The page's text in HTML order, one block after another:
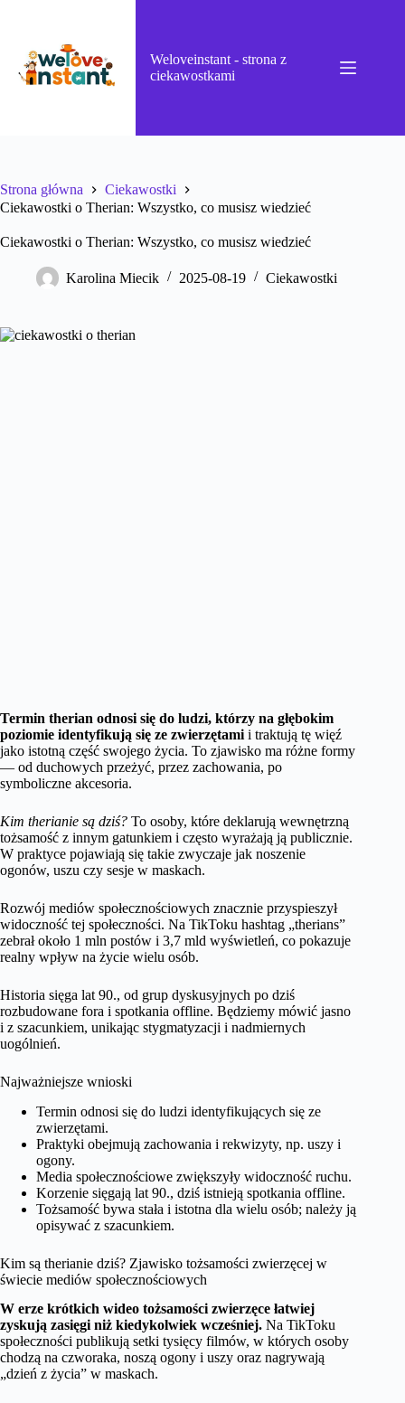
Weloveinstant - strona z
ciekawostkami
Strona główna
Ciekawostki
Ciekawostki o Therian: Wszystko, co musisz wiedzieć
Ciekawostki o Therian: Wszystko, co musisz wiedzieć
Karolina Miecik 2025-08-19 Ciekawostki
Termin therian odnosi się do ludzi, którzy na głębokim
poziomie identyfikują się ze zwierzętami i traktują tę więź
jako istotną część swojego życia. To zjawisko ma różne formy
— od duchowych przeżyć, przez zachowania, po
symboliczne akcesoria.
Kim therianie są dziś? To osoby, które deklarują wewnętrzną
tożsamość z innym gatunkiem i często wyrażają ją publicznie.
W praktyce pojawiają się takie zwyczaje jak noszenie
ogonów, uszu czy sesje w maskach.
Rozwój mediów społecznościowych znacznie przyspieszył
widoczność tej społeczności. Na TikToku hashtag „therians”
zebrał około 1 mln postów i 3,7 mld wyświetleń, co pokazuje
realny wpływ na życie wielu osób.
Historia sięga lat 90., od grup dyskusyjnych po dziś
rozbudowane fora i spotkania offline. Będziemy mówić jasno
i z szacunkiem, unikając stygmatyzacji i nadmiernych
uogólnień.
Najważniejsze wnioski
Termin odnosi się do ludzi identyfikujących się ze
zwierzętami.
Praktyki obejmują zachowania i rekwizyty, np. uszy i
ogony.
Media społecznościowe zwiększyły widoczność ruchu.
Korzenie sięgają lat 90., dziś istnieją spotkania offline.
Tożsamość bywa stała i istotna dla wielu osób; należy ją
opisywać z szacunkiem.
Kim są therianie dziś? Zjawisko tożsamości zwierzęcej w
świecie mediów społecznościowych
W erze krótkich wideo tożsamości zwierzęce łatwiej
zyskują zasięgi niż kiedykolwiek wcześniej. Na TikToku
społeczności publikują setki tysięcy filmów, w których osoby
chodzą na czworaka, noszą ogony i uszy oraz nagrywają
„dzień z życia” w maskach.